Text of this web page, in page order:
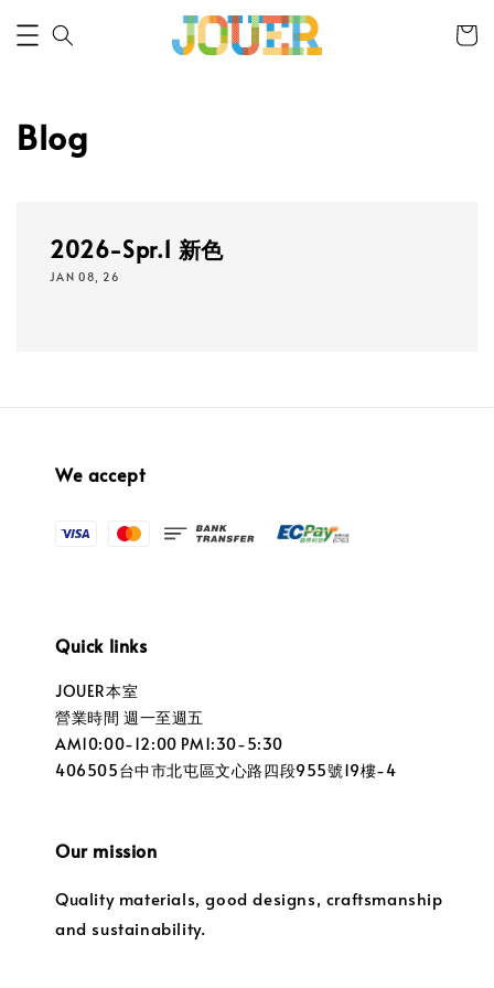
Blog
2026-Spr.1 新色
JAN 08, 26
We accept
Quick links
JOUER本室
營業時間 週一至週五
AM10:00-12:00 PM1:30-5:30
406505台中市北屯區文心路四段955號19樓-4
Our mission
Quality materials, good designs, craftsmanship
and sustainability.